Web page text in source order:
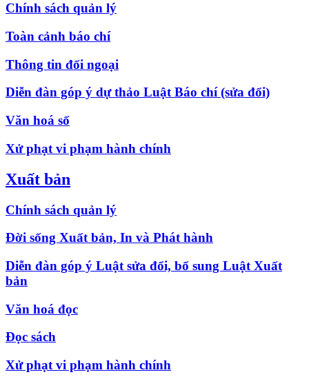
Chính sách quản lý
Toàn cảnh báo chí
Thông tin đối ngoại
Diễn đàn góp ý dự thảo Luật Báo chí (sửa đổi)
Văn hoá số
Xử phạt vi phạm hành chính
Xuất bản
Chính sách quản lý
Đời sống Xuất bản, In và Phát hành
Diễn đàn góp ý Luật sửa đổi, bổ sung Luật Xuất
bản
Văn hoá đọc
Đọc sách
Xử phạt vi phạm hành chính